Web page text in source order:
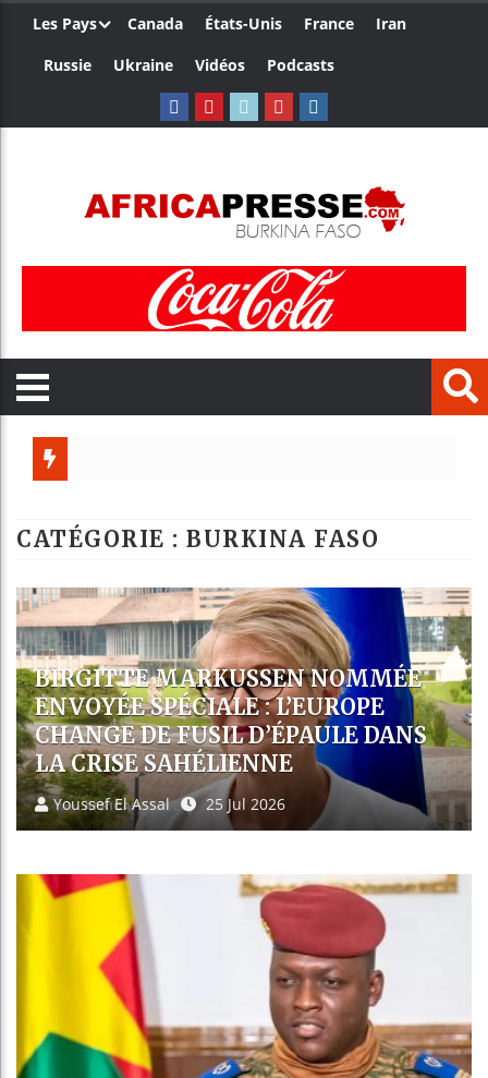
Les Pays Canada États-Unis France
Iran
Russie
Ukraine Vidéos Podcasts
Guinée :
Réforme
Bénin : Patrice
CATÉGORIE : BURKINA FASO
CAN 2032 : LES PAYS DE
L’ALLIANCE DES ÉTATS DU SAHEL
AFFICHENT LEUR AMBITION
D’ACCUEILLIR LE TOURNOI
Youssef El Assal 23 Jul 2026